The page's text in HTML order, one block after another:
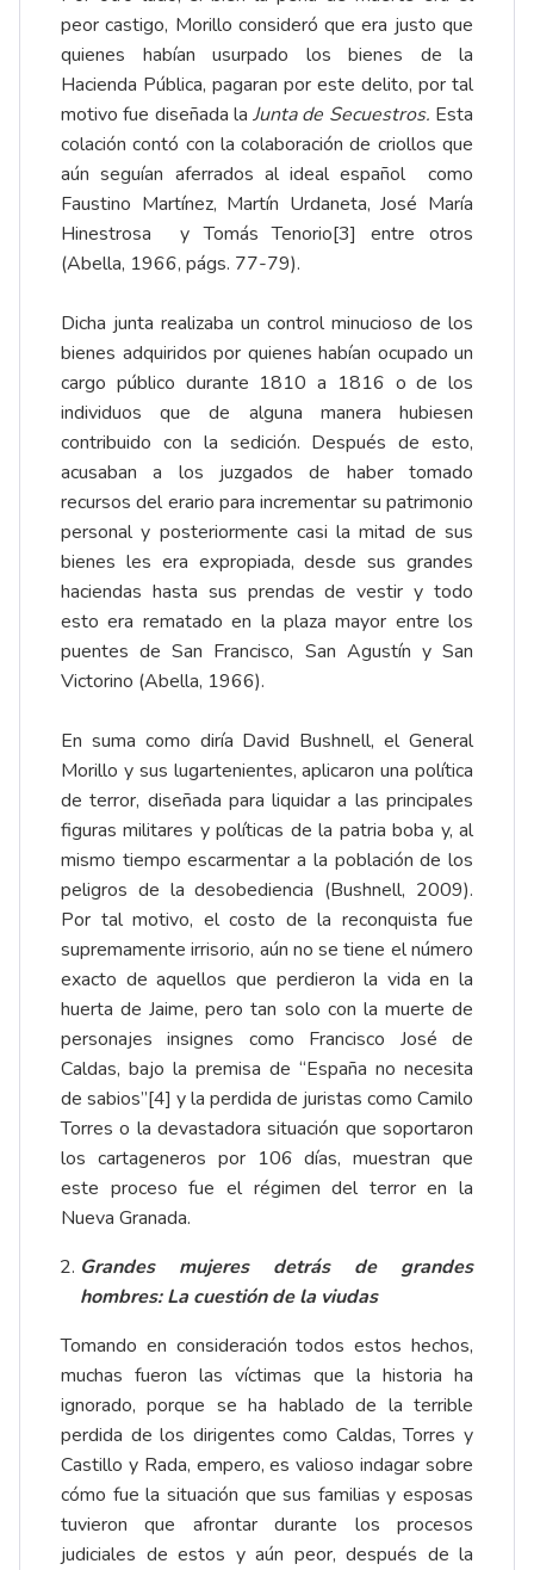
peor castigo, Morillo consideró que era justo que
quienes habían usurpado los bienes de la
Hacienda Pública, pagaran por este delito, por tal
motivo fue diseñada laJunta de Secuestros. Esta
colación contó con la colaboración de criollos que
aún seguían aferrados al ideal español como
Faustino Martínez, Martín Urdaneta, José María
Hinestrosa y Tomás Tenorio[3]
entre otros
(Abella, 1966, págs. 77-79).
Dicha junta realizaba un control minucioso de los
bienes adquiridos por quienes habían ocupado un
cargo público durante 1810 a 1816 o de los
individuos que de alguna manera hubiesen
contribuido con la sedición. Después de esto,
acusaban a los juzgados de haber tomado
recursos del erario para incrementar su patrimonio
personal y posteriormente casi la mitad de sus
bienes les era expropiada, desde sus grandes
haciendas hasta sus prendas de vestir y todo
esto era rematado en la plaza mayor entre los
puentes de San Francisco, San Agustín y San
Victorino (Abella, 1966).
En suma como diría David Bushnell, el General
Morillo y sus lugartenientes, aplicaron una política
de terror, diseñada para liquidar a las principales
figuras militares y políticas de la patria boba y, al
mismo tiempo escarmentar a la población de los
peligros de la desobediencia (Bushnell, 2009).
Por tal motivo, el costo de la reconquista fue
supremamente irrisorio, aún no se tiene el número
exacto de aquellos que perdieron la vida en la
huerta de Jaime, pero tan solo con la muerte de
personajes insignes como Francisco José de
Caldas, bajo la premisa de “España no necesita
de sabios”[4] y la perdida de juristas como Camilo
Torres o la devastadora situación que soportaron
los cartageneros por 106 días, muestran que
este proceso fue el régimen del terror en la
Nueva Granada.
Grandes mujeres detrás de grandes
hombres: La cuestión de la viudas
Tomando en consideración todos estos hechos,
muchas fueron las víctimas que la historia ha
ignorado, porque se ha hablado de la terrible
perdida de los dirigentes como Caldas, Torres y
Castillo y Rada, empero, es valioso indagar sobre
cómo fue la situación que sus familias y esposas
tuvieron que afrontar durante los procesos
judiciales de estos y aún peor, después de la